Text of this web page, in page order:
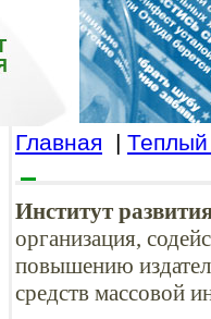
Главная |
Институт
организация,
повышению
средств массовой